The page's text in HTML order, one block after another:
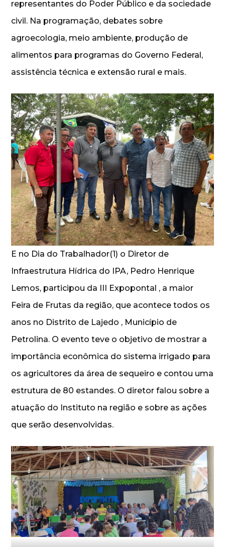
representantes do Poder Público e da sociedade
civil. Na programação, debates sobre
agroecologia, meio ambiente, produção de
alimentos para programas do Governo Federal,
assistência técnica e extensão rural e mais.
E no Dia do Trabalhador(1) o Diretor de
Infraestrutura Hídrica do IPA, Pedro Henrique
Lemos, participou da III Expopontal , a maior
Feira de Frutas da região, que acontece todos os
anos no Distrito de Lajedo , Município de
Petrolina. O evento teve o objetivo de mostrar a
importância econômica do sistema irrigado para
os agricultores da área de sequeiro e contou uma
estrutura de 80 estandes. O diretor falou sobre a
atuação do Instituto na região e sobre as ações
que serão desenvolvidas.